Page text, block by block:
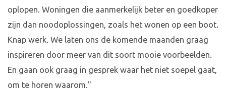
oplopen. Woningen die aanmerkelijk beter en goedkoper
zijn dan noodoplossingen, zoals het wonen op een boot.
Knap werk. We laten ons de komende maanden graag
inspireren door meer van dit soort mooie voorbeelden.
En gaan ook graag in gesprek waar het niet soepel gaat,
om te horen waarom."